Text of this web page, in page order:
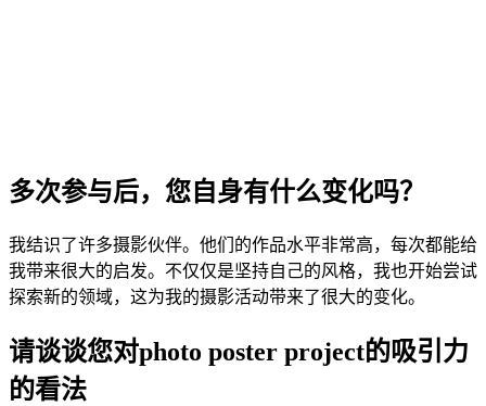
多次参与后，您自身有什么变化吗？
我结识了许多摄影伙伴。他们的作品水平非常高，每次都能给
我带来很大的启发。不仅仅是坚持自己的风格，我也开始尝试
探索新的领域，这为我的摄影活动带来了很大的变化。
请谈谈您对photo poster project的吸引力
的看法